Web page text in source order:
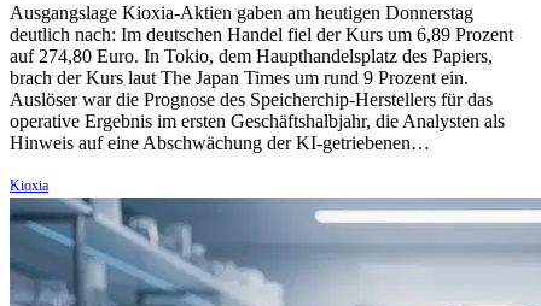
Ausgangslage Kioxia-Aktien gaben am heutigen Donnerstag
deutlich nach: Im deutschen Handel fiel der Kurs um 6,89 Prozent
auf 274,80 Euro. In Tokio, dem Haupthandelsplatz des Papiers,
brach der Kurs laut The Japan Times um rund 9 Prozent ein.
Auslöser war die Prognose des Speicherchip-Herstellers für das
operative Ergebnis im ersten Geschäftshalbjahr, die Analysten als
Hinweis auf eine Abschwächung der KI-getriebenen…
Kioxia